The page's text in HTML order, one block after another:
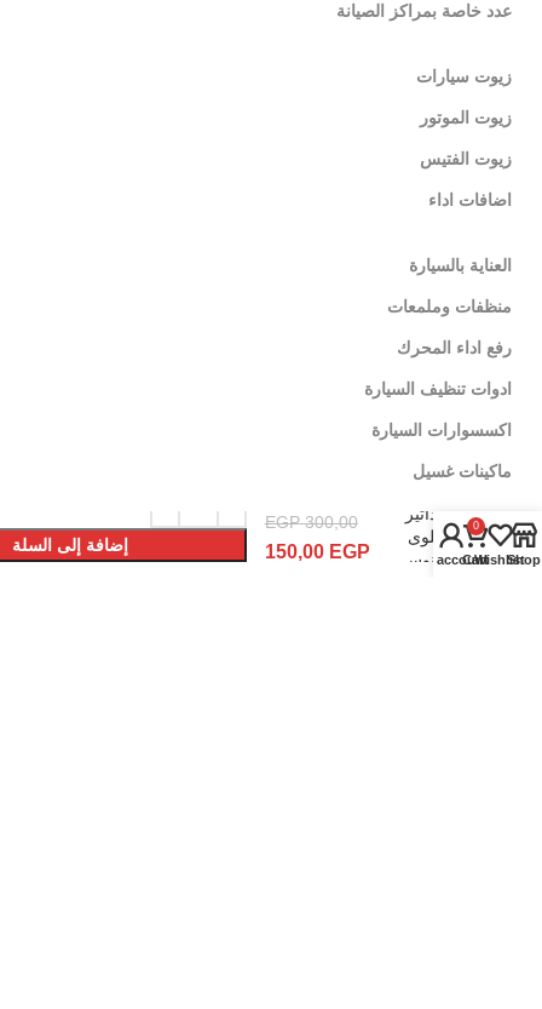
عدد خاصة بمراكز الصيانة
زيوت سيارات
زيوت الموتور
زيوت الفتيس
اضافات اداء
العناية بالسيارة
منظفات وملمعات
رفع اداء المحرك
ادوات تنظيف السيارة
اكسسوارات السيارة
ماكينات غسيل
عدد وادوات
رداتير
علوى
لانوس
300,00
EGP
150,00 EGP
إضافة إلى السلة
Shop
Wishlist
0
Cart
My account